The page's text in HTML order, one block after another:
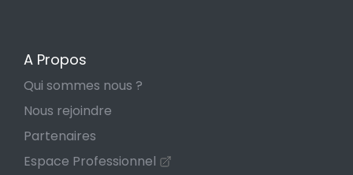
A Propos
Qui sommes nous ?
Nous rejoindre
Partenaires
Espace Professionnel